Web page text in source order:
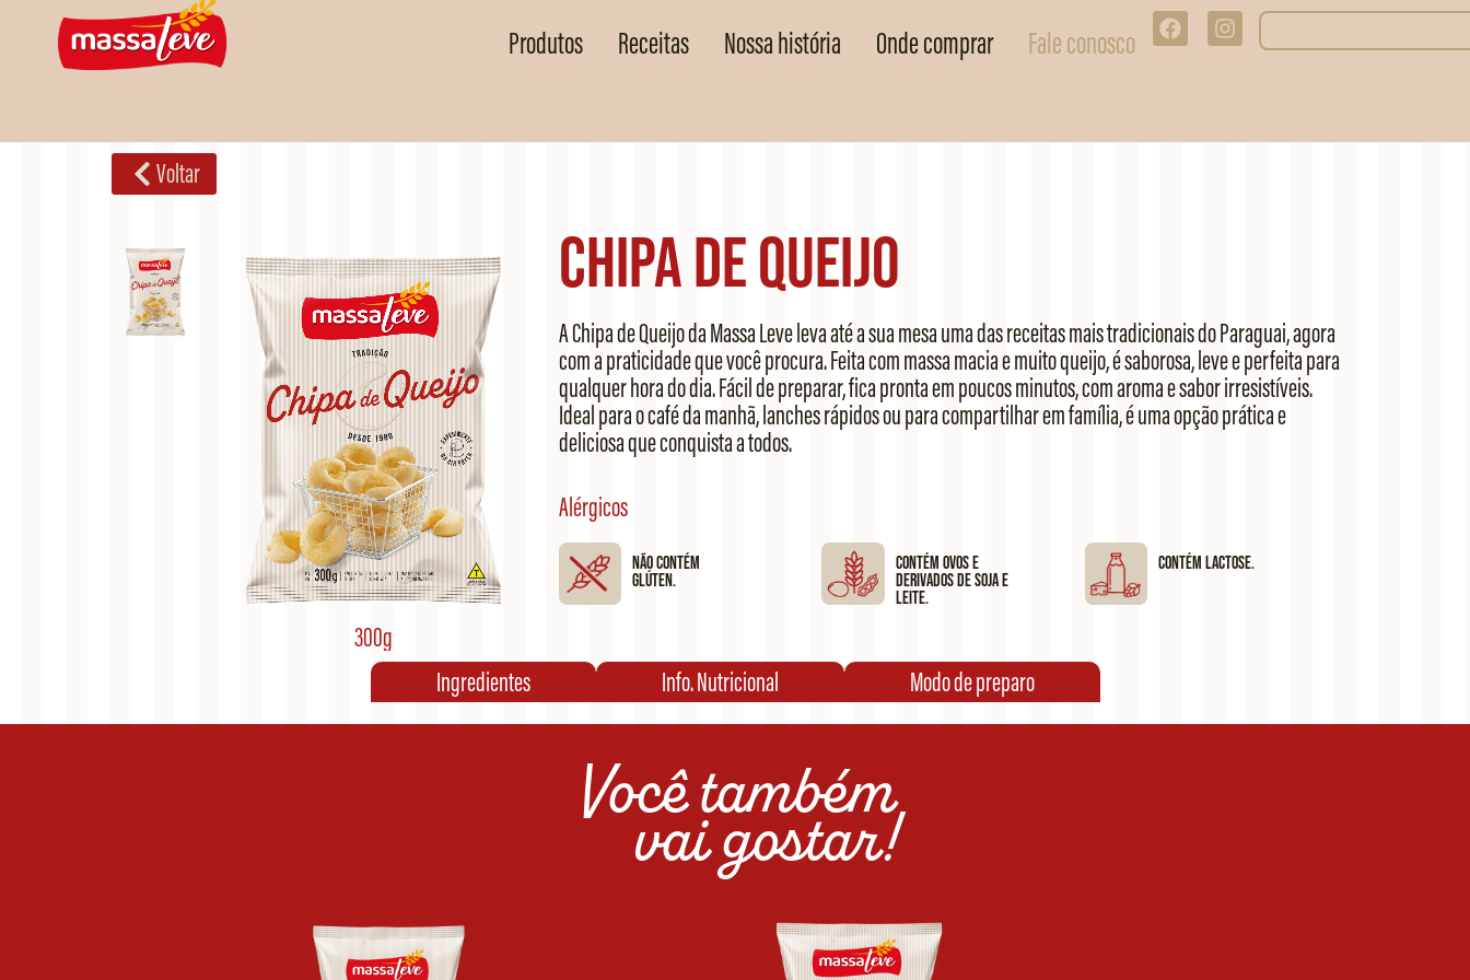
Produtos Receitas Nossa história Onde comprar Fale conosco
Voltar
300g
Chipa de Queijo
A Chipa de Queijo da Massa Leve leva até a sua mesa uma das receitas mais tradicionais do Paraguai, agora
com a praticidade que você procura. Feita com massa macia e muito queijo, é saborosa, leve e perfeita para
qualquer hora do dia. Fácil de preparar, fica pronta em poucos minutos, com aroma e sabor irresistíveis.
Ideal para o café da manhã, lanches rápidos ou para compartilhar em família, é uma opção prática e
deliciosa que conquista a todos.
Alérgicos
Não contém
glúten.
Contém ovos e
derivados de soja e
leite.
Contém lactose.
Ingredientes Info. Nutricional Modo de preparo
Você também
vai gostar!